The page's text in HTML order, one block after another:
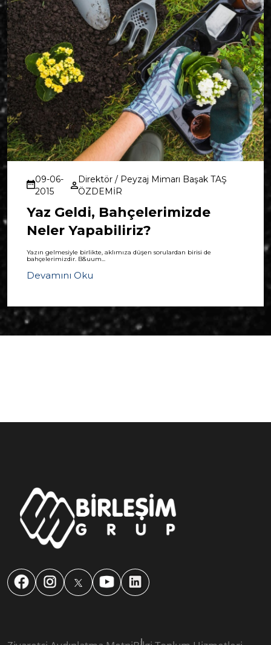
09-06-
2015
Direktör / Peyzaj Mimarı Başak TAŞ
ÖZDEMİR
Yaz Geldi, Bahçelerimizde
Neler Yapabiliriz?
Yazın gelmesiyle birlikte, aklımıza düşen sorulardan birisi de
bahçelerimizdir. B&uum...
Devamını Oku